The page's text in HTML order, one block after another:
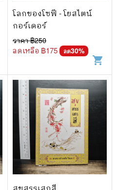
โลกของโซฟี - โยสไตน์
กอร์เดอร์
ราคา ฿250
ลดเหลือ ฿175 ลด30%
shopping_cart
สุขสรรเสกสี